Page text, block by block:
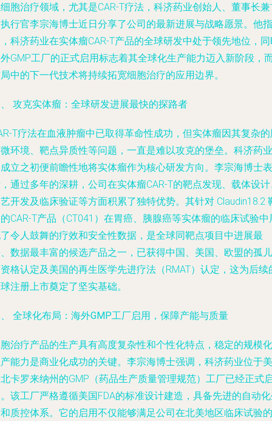
胞治疗领域，尤其是CAR-T疗法，科济药业创始人、董事长
行官李宗海博士近日分享了公司的最新进展与战略愿景。他指
科济药业在实体瘤CAR-T产品的全球研发中处于领先地位，
GMP工厂的正式启用标志着其全球化生产能力迈入新阶段，
中的下一代技术将持续拓宽细胞治疗的应用边界。
攻克实体瘤：全球研发进展最快的探路者
T疗法在血液肿瘤中已取得革命性成功，但实体瘤因其复杂
环境、靶点异质性等问题，一直是难以攻克的堡垒。科济药业
立之初便前瞻性地将实体瘤作为核心研发方向。李宗海博士表
通过多年的深耕，公司在实体瘤CAR-T的靶点发现、载体设
开发及临床验证等方面积累了独特优势。其针对 Claudin18.2
CAR-T产品（CT041）在胃癌、胰腺癌等实体瘤的临床试验中
令人鼓舞的疗效和安全性数据，是全球同靶点项目中进展最
数据最丰富的候选产品之一，已获得中国、美国、欧盟的孤儿
格认定及美国的再生医学先进疗法（RMAT）认定，这为后续
注册上市奠定了坚实基础。
全球化布局：海外GMP工厂启用，保障产能与质量
治疗产品的生产具有高度复杂性和个性化特点，稳定的规模化
能力是商业化成功的关键。李宗海博士强调，科济药业位于美
卡罗来纳州的GMP（药品生产质量管理规范）工厂已经正式
该工厂严格遵循美国FDA的标准设计建造，具备先进的自动
质控体系。它的启用不仅能够满足公司在北美地区临床试验的